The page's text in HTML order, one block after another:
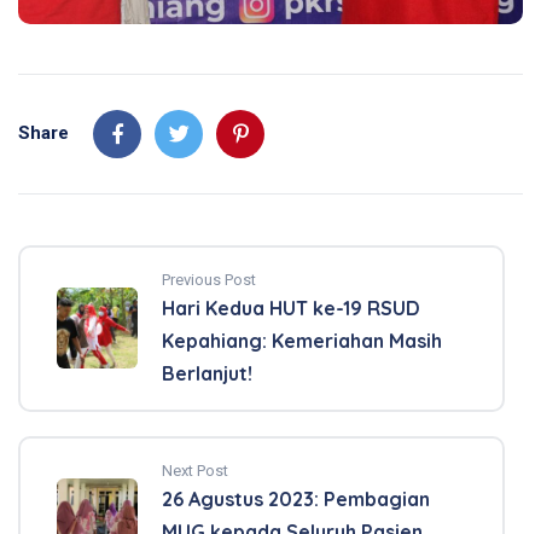
Share
Previous Post
Hari Kedua HUT ke-19 RSUD
Kepahiang: Kemeriahan Masih
Berlanjut!
Next Post
26 Agustus 2023: Pembagian